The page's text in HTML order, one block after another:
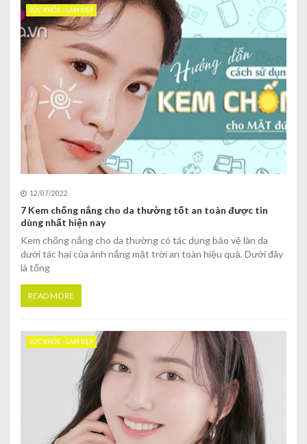
SỨC KHỎE - LÀM ĐẸP
12/07/2022
7 Kem chống nắng cho da thường tốt an toàn được tin
dùng nhất hiện nay
Kem chống nắng cho da thường có tác dụng bảo vệ làn da
dưới tác hại của ánh nắng mặt trời an toàn hiệu quả. Dưới đây
là tổng
READ MORE
SỨC KHỎE - LÀM ĐẸP